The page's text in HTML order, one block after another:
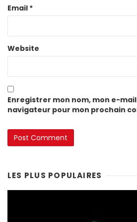
Email *
Website
Enregistrer mon nom, mon e-
navigateur pour mon prochain
LES PLUS POPULAIRES